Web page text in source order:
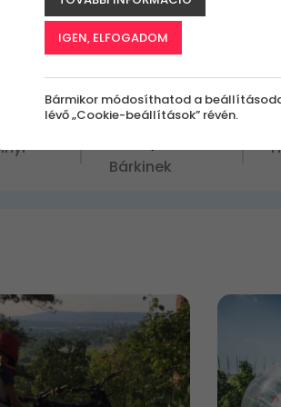
leszervezhetsz az
szórakozást
Kinek szól az
Bárkinek
IGEN, ELFOGADOM
Bármikor módosíthatod a
lévő „Cookie-beállítások” révén.